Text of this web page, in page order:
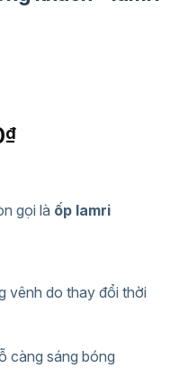
₫Giá
là:
1,270,000₫.
gọi là ốp lamri
vênh do thay đổi thời
càng sáng bóng